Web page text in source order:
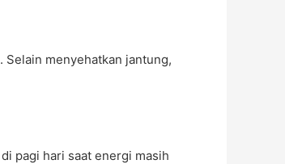
menyehatkan jantung,
pagi hari saat energi masih